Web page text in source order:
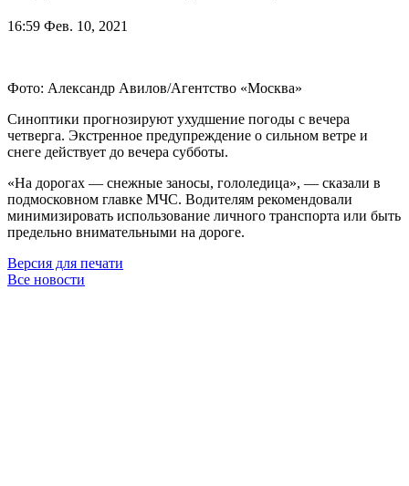
16:59 Фев. 10, 2021
Фото: Александр Авилов/Агентство «Москва»
Синоптики прогнозируют ухудшение погоды с вечера
четверга. Экстренное предупреждение о сильном ветре и
снеге действует до вечера субботы.
«На дорогах — снежные заносы, гололедица», — сказали в
подмосковном главке МЧС. Водителям рекомендовали
минимизировать использование личного транспорта или быть
предельно внимательными на дороге.
Версия для печати
Все новости